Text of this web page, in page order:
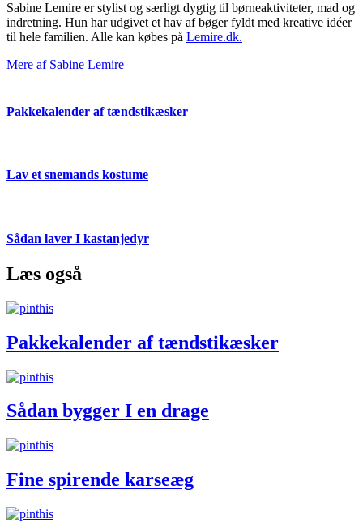
Sabine Lemire er stylist og særligt dygtig til børneaktiviteter, mad og
indretning. Hun har udgivet et hav af bøger fyldt med kreative idéer
til hele familien. Alle kan købes på Lemire.dk.
Mere af Sabine Lemire
Pakkekalender af tændstikæsker
Lav et snemands kostume
Sådan laver I kastanjedyr
Læs også
Pakkekalender af tændstikæsker
Sådan bygger I en drage
Fine spirende karseæg